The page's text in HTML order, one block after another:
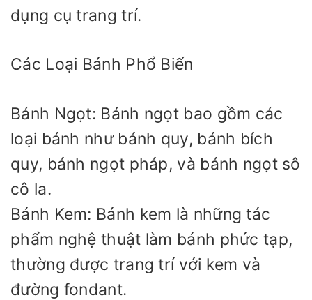
dụng cụ trang trí.
Các Loại Bánh Phổ Biến
Bánh Ngọt: Bánh ngọt bao gồm các
loại bánh như bánh quy, bánh bích
quy, bánh ngọt pháp, và bánh ngọt sô
cô la.
Bánh Kem: Bánh kem là những tác
phẩm nghệ thuật làm bánh phức tạp,
thường được trang trí với kem và
đường fondant.